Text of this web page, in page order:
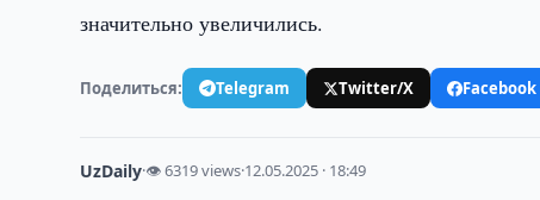
значительно увеличились.
Поделиться: Telegram Twitter/X Facebook
UzDaily·👁 6319 views·12.05.2025 · 18:49